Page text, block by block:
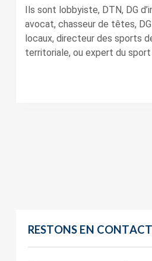
Ils sont lobbyiste, DTN, DG
avocat, chasseur de têtes, DG
locaux, directeur des sports
territoriale, ou expert du sport
RESTONS EN CONTACT